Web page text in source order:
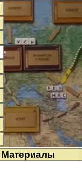
Материалы